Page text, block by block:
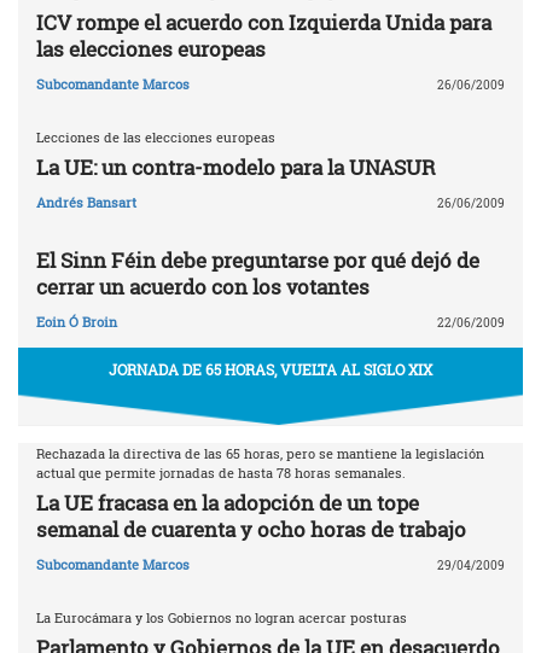
ICV rompe el acuerdo con Izquierda Unida para
las elecciones europeas
Subcomandante Marcos 26/06/2009
Lecciones de las elecciones europeas
La UE: un contra-modelo para la UNASUR
Andrés Bansart 26/06/2009
El Sinn Féin debe preguntarse por qué dejó de
cerrar un acuerdo con los votantes
Eoin Ó Broin 22/06/2009
JORNADA DE 65 HORAS, VUELTA AL SIGLO XIX
Rechazada la directiva de las 65 horas, pero se mantiene la legislación
actual que permite jornadas de hasta 78 horas semanales.
La UE fracasa en la adopción de un tope
semanal de cuarenta y ocho horas de trabajo
Subcomandante Marcos 29/04/2009
La Eurocámara y los Gobiernos no logran acercar posturas
Parlamento y Gobiernos de la UE en desacuerdo